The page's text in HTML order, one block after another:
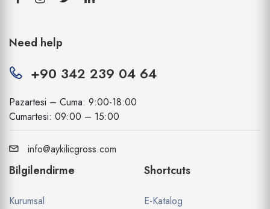
Need help
+90 342 239 04 64
Pazartesi – Cuma: 9:00-18:00
Cumartesi: 09:00 – 15:00
info@aykilicgross.com
Bilgilendirme
Kurumsal
Shortcuts
E-Katalog